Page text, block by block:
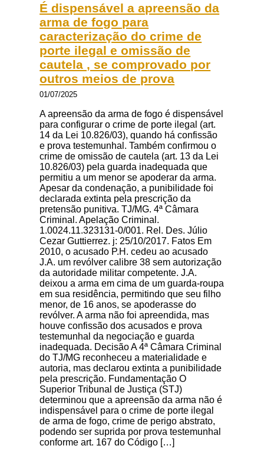
É dispensável a apreensão da
arma de fogo para
caracterização do crime de
porte ilegal e omissão de
cautela , se comprovado por
outros meios de prova
01/07/2025
A apreensão da arma de fogo é dispensável
para configurar o crime de porte ilegal (art.
14 da Lei 10.826/03), quando há confissão
e prova testemunhal. Também confirmou o
crime de omissão de cautela (art. 13 da Lei
10.826/03) pela guarda inadequada que
permitiu a um menor se apoderar da arma.
Apesar da condenação, a punibilidade foi
declarada extinta pela prescrição da
pretensão punitiva. TJ/MG. 4ª Câmara
Criminal. Apelação Criminal.
1.0024.11.323131-0/001. Rel. Des. Júlio
Cezar Guttierrez. j: 25/10/2017. Fatos Em
2010, o acusado P.H. cedeu ao acusado
J.A. um revólver calibre 38 sem autorização
da autoridade militar competente. J.A.
deixou a arma em cima de um guarda-roupa
em sua residência, permitindo que seu filho
menor, de 16 anos, se apoderasse do
revólver. A arma não foi apreendida, mas
houve confissão dos acusados e prova
testemunhal da negociação e guarda
inadequada. Decisão A 4ª Câmara Criminal
do TJ/MG reconheceu a materialidade e
autoria, mas declarou extinta a punibilidade
pela prescrição. Fundamentação O
Superior Tribunal de Justiça (STJ)
determinou que a apreensão da arma não é
indispensável para o crime de porte ilegal
de arma de fogo, crime de perigo abstrato,
podendo ser suprida por prova testemunhal
conforme art. 167 do Código […]